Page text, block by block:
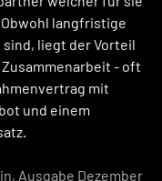
langfristige
liegt der Vorteil
- oft
mit
und einem
Ausgabe Dezember